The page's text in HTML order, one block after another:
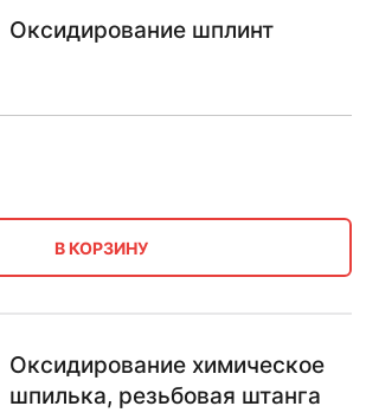
Оксидирование шплинт
В КОРЗИНУ
Оксидирование химическое
шпилька, резьбовая штанга